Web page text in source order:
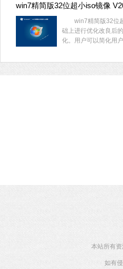
win7精简版32位超小iso镜像
win7精简版32位超
础上进行优化改良后
化。用户可以简化用
本站所有
如有